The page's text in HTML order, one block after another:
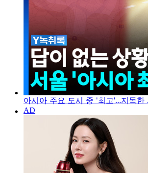
아시아 주요 도시 중 '최고'...지독